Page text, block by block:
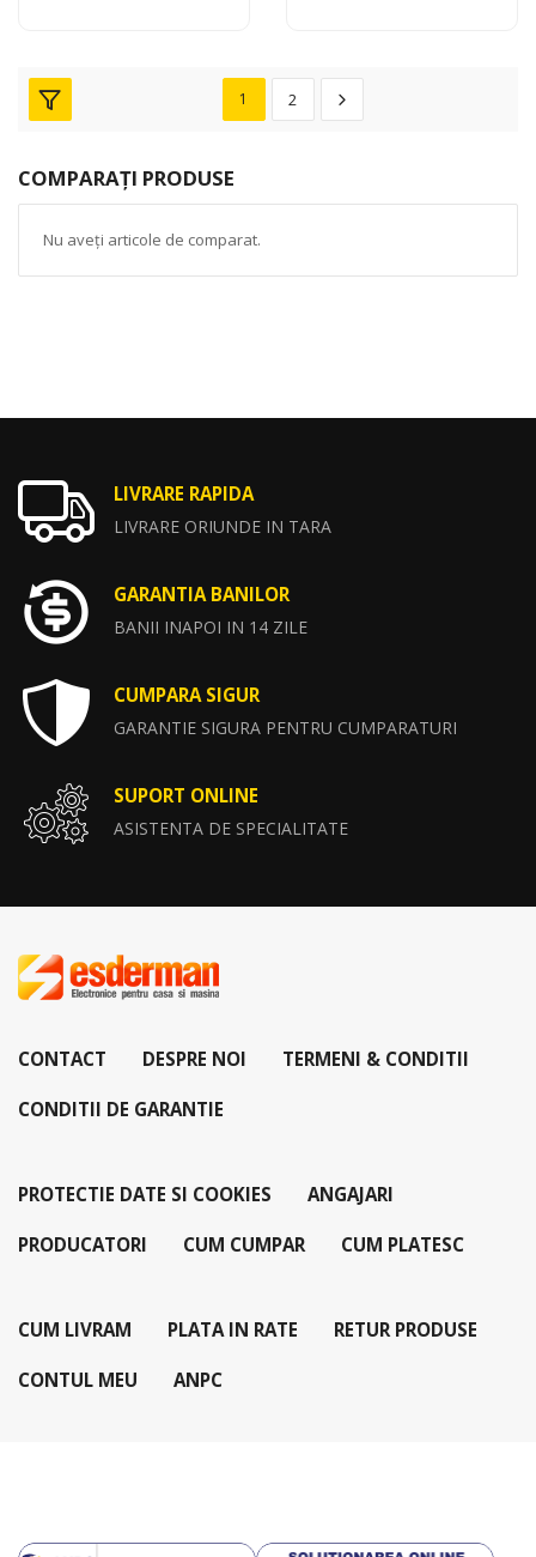
1 2
COMPARAȚI PRODUSE
Nu aveți articole de comparat.
LIVRARE RAPIDA
LIVRARE ORIUNDE IN TARA
GARANTIA BANILOR
BANII INAPOI IN 14 ZILE
CUMPARA SIGUR
GARANTIE SIGURA PENTRU CUMPARATURI
SUPORT ONLINE
ASISTENTA DE SPECIALITATE
CONTACT DESPRE NOI TERMENI & CONDITII
CONDITII DE GARANTIE
PROTECTIE DATE SI COOKIES ANGAJARI
PRODUCATORI CUM CUMPAR CUM PLATESC
CUM LIVRAM PLATA IN RATE RETUR PRODUSE
CONTUL MEU ANPC